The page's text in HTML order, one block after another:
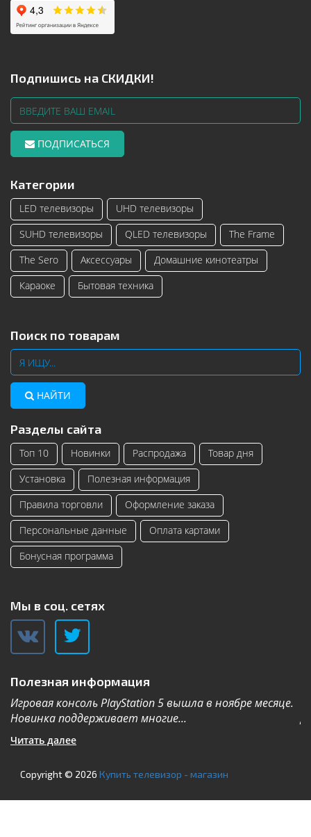
Подпишись на СКИДКИ!
ПОДПИСАТЬСЯ
Категории
LED телевизоры
UHD телевизоры
SUHD телевизоры
QLED телевизоры
The Frame
The Sero
Аксессуары
Домашние кинотеатры
Караоке
Бытовая техника
Поиск по товарам
НАЙТИ
Разделы сайта
Топ 10 Новинки Распродажа
Товар дня
Установка
Полезная информация
Правила торговли
Оформление заказа
Персональные данные
Оплата картами
Бонусная программа
Мы в соц. сетях
Полезная информация
Игровая консоль PlayStation 5 вышла в ноябре месяце.
Новинка поддерживает многие...
Читать далее
Copyright © 2026 Купить телевизор - магазин